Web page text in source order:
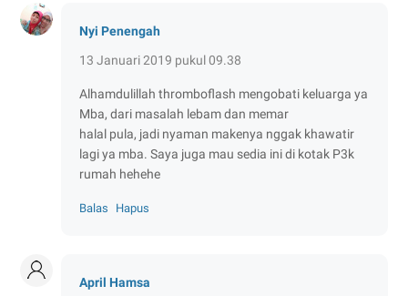
Nyi Penengah
13 Januari 2019 pukul 09.38
Alhamdulillah thromboflash mengobati keluarga ya
Mba, dari masalah lebam dan memar
halal pula, jadi nyaman makenya nggak khawatir
lagi ya mba. Saya juga mau sedia ini di kotak P3k
rumah hehehe
Balas Hapus
April Hamsa